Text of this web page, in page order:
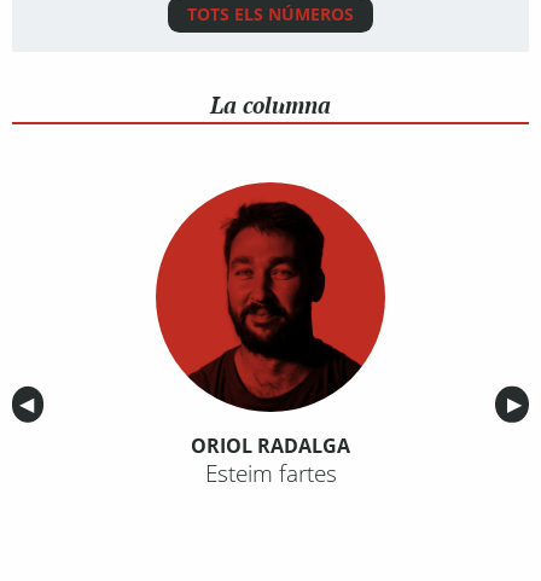
TOTS ELS NÚMEROS
La columna
Anterior
◀︎ ▶︎
ORIOL RADALGA
Esteim fartes